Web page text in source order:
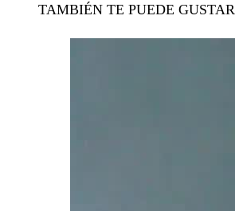
TAMBIÉN TE PUEDE GUSTAR